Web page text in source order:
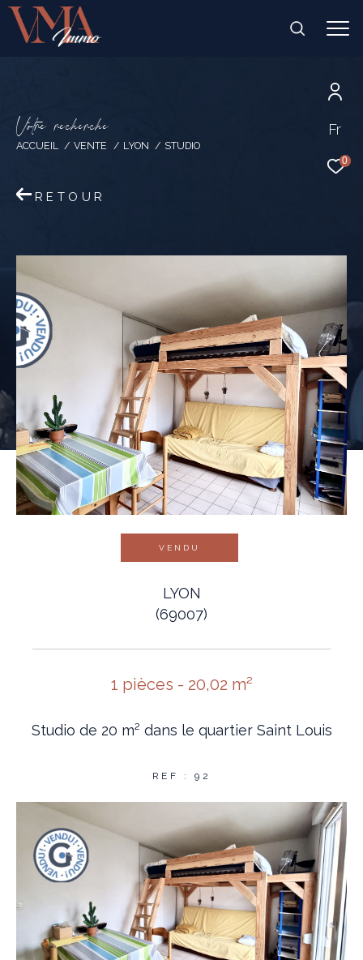
Fr
0
Votre recherche
ACCUEIL VENTE LYON STUDIO
RETOUR
VENDU
LYON
(69007)
1 pièces - 20,02 m²
Studio de 20 m² dans le quartier Saint Louis
REF : 92